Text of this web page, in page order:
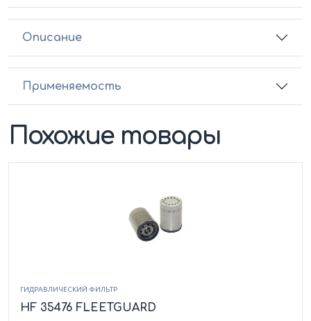
Описание
Применяемость
Похожие товары
ГИДРАВЛИЧЕСКИЙ ФИЛЬТР
HF 35476 FLEETGUARD